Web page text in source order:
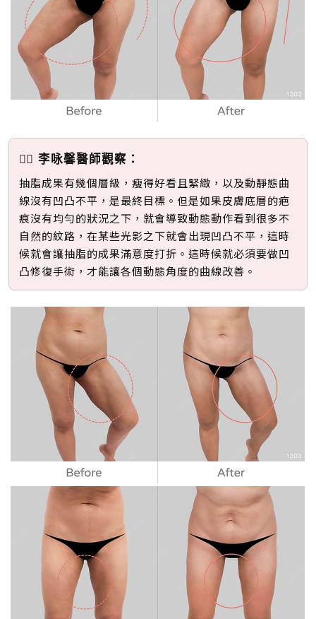
👩‍⚕️ 李咏馨醫師觀察：
抽脂成果有幾個層級，瘦得好看且緊緻，以及動靜態曲
線沒有凹凸不平，是最終目標。但是如果皮膚底層的疤
痕沒有均勻的狀況之下，就會導致動態動作看到很多不
自然的紋路，在某些光影之下就會出現凹凸不平，這時
候就會讓抽脂的成果滿意度打折。這時候就必須要做凹
凸修復手術，才能讓各個動態角度的曲線改善。